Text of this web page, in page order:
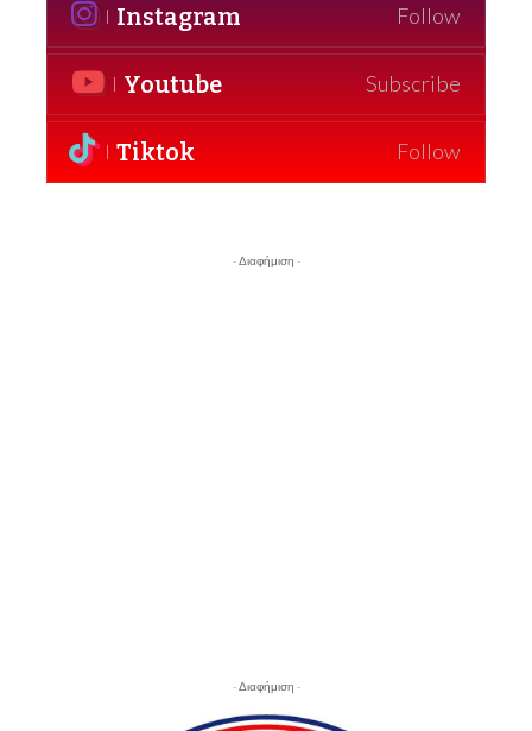
Instagram Follow
Youtube Subscribe
Tiktok Follow
- Διαφήμιση -
- Διαφήμιση -